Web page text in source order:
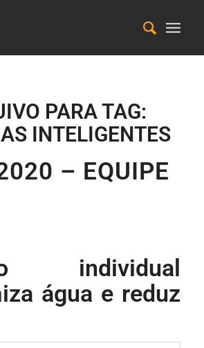
PARA TAG:
INTELIGENTES
– EQUIPE
individual
água e reduz